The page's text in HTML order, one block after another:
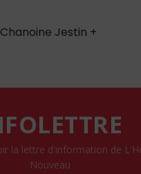
Chanoine Jestin +
la lettre d'information de
Nouveau